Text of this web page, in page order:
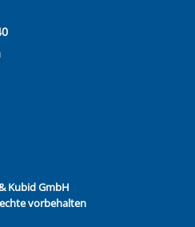
Kubid GmbH
vorbehalten